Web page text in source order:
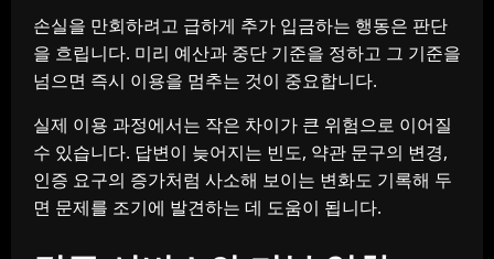
손실을 만회하려고 급하게 추가 입금하는 행동은 판단
을 흐립니다. 미리 예산과 중단 기준을 정하고 그 기준을
넘으면 즉시 이용을 멈추는 것이 중요합니다.
실제 이용 과정에서는 작은 차이가 큰 위험으로 이어질
수 있습니다. 답변이 늦어지는 빈도, 약관 문구의 변경,
인증 요구의 증가처럼 사소해 보이는 변화도 기록해 두
면 문제를 조기에 발견하는 데 도움이 됩니다.